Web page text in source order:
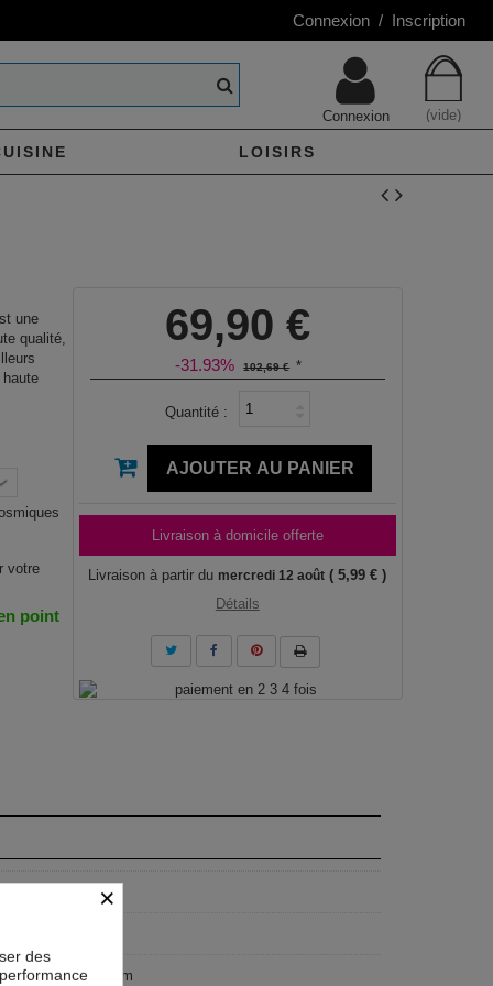
Connexion / Inscription
(vide)
Connexion
LOISIRS
une
qualité,
votre
point
69,90 €
-31.93% 102,69 € *
Quantité :
AJOUTER AU PANIER
Livraison à domicile offerte
Livraison à partir du mercredi 12 août ( 5,99 € )
Détails
cm, 100x50 cm
×
des